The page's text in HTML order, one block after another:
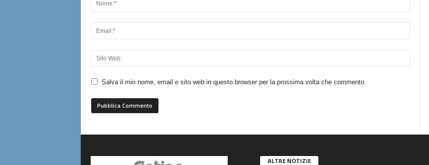
Salva il mio nome, email e sito web in questo browser per la prossima volta che commento.
ALTRE NOTIZIE